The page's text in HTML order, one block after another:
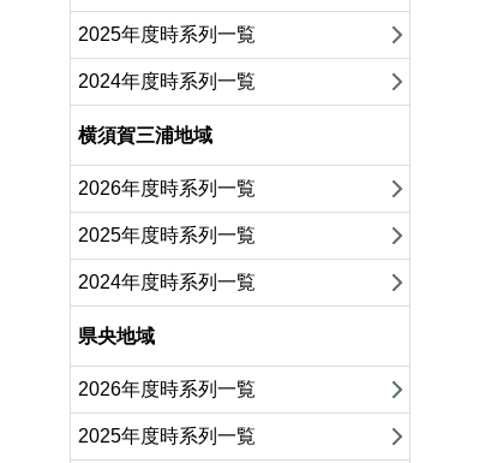
2025年度時系列一覧
2024年度時系列一覧
横須賀三浦地域
2026年度時系列一覧
2025年度時系列一覧
2024年度時系列一覧
県央地域
2026年度時系列一覧
2025年度時系列一覧